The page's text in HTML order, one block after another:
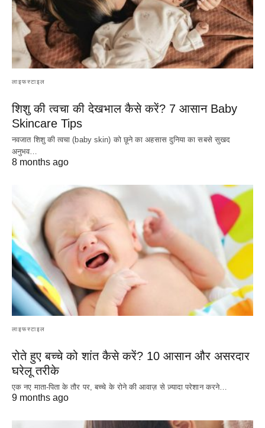
लाइफस्टाइल
शिशु की त्वचा की देखभाल कैसे करें? 7 आसान Baby
Skincare Tips
नवजात शिशु की त्वचा (baby skin) को छूने का अहसास दुनिया का सबसे सुखद
अनुभव…
8 months ago
लाइफस्टाइल
रोते हुए बच्चे को शांत कैसे करें? 10 आसान और असरदार
घरेलू तरीके
एक नए माता-पिता के तौर पर, बच्चे के रोने की आवाज़ से ज़्यादा परेशान करने…
9 months ago